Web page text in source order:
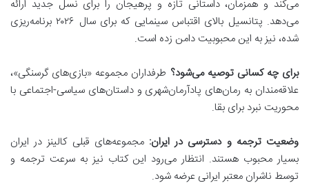
می‌کند و همزمان، داستانی تازه و پرهیجان را برای نسل جدید ارائه
می‌دهد. پتانسیل بالای اقتباس سینمایی که برای سال ۲۰۲۶ برنامه‌ریزی
شده، نیز به این محبوبیت دامن زده است.
برای چه کسانی توصیه می‌شود؟ طرفداران مجموعه «بازی‌های گرسنگی»،
علاقه‌مندان به رمان‌های پادآرمان‌شهری و داستان‌های سیاسی-اجتماعی با
محوریت نبرد برای بقا.
وضعیت ترجمه و دسترسی در ایران: مجموعه‌های قبلی کالینز در ایران
بسیار محبوب هستند. انتظار می‌رود این کتاب نیز به سرعت ترجمه و
توسط ناشران معتبر ایرانی عرضه شود.